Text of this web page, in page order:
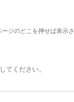
ージのどこを押せば表示
てください。